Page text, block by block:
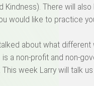
Kindness). There will
would like to practice
about what different
a non-profit and non-
This week Larry will talk